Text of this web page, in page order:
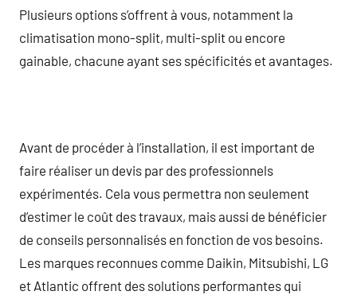
Plusieurs options s’offrent à vous, notamment la
climatisation mono-split, multi-split ou encore
gainable, chacune ayant ses spécificités et avantages.
Avant de procéder à l’installation, il est important de
faire réaliser un devis par des professionnels
expérimentés. Cela vous permettra non seulement
d’estimer le coût des travaux, mais aussi de bénéficier
de conseils personnalisés en fonction de vos besoins.
Les marques reconnues comme Daikin, Mitsubishi, LG
et Atlantic offrent des solutions performantes qui